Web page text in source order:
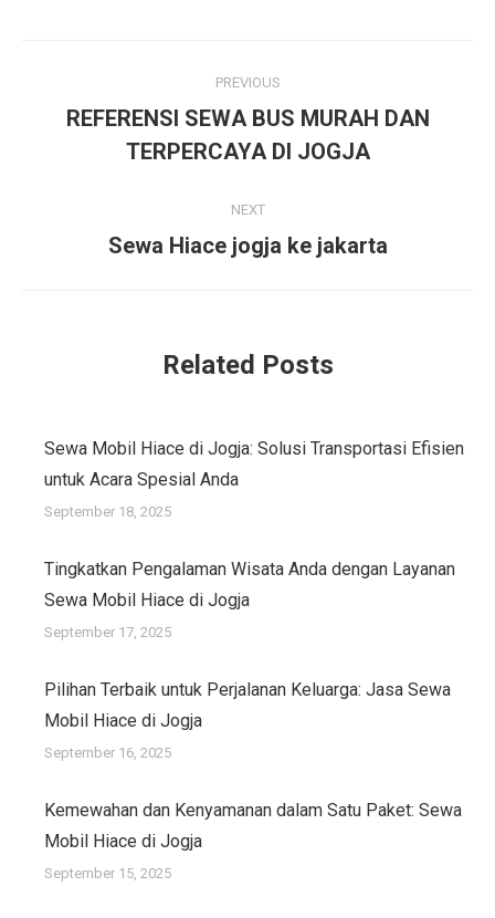
navigation
PREVIOUS
Previous
post:
REFERENSI SEWA BUS MURAH DAN
TERPERCAYA DI JOGJA
NEXT
Next
Sewa Hiace jogja ke jakarta
Related Posts
Sewa Mobil Hiace di Jogja: Solusi Transportasi Efisien
untuk Acara Spesial Anda
September 18, 2025
Tingkatkan Pengalaman Wisata Anda dengan Layanan
Sewa Mobil Hiace di Jogja
September 17, 2025
Pilihan Terbaik untuk Perjalanan Keluarga: Jasa Sewa
Mobil Hiace di Jogja
September 16, 2025
Kemewahan dan Kenyamanan dalam Satu Paket: Sewa
Mobil Hiace di Jogja
September 15, 2025